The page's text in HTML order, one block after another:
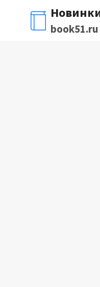
содержимому book51.ru